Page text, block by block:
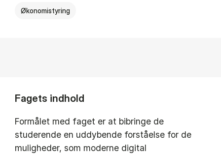
Økonomistyring
Fagets indhold
Formålet med faget er at bibringe de
studerende en uddybende forståelse for de
muligheder, som moderne digital